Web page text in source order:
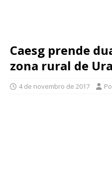
Caesg prende
zona rural de
4 de novembro de 2017